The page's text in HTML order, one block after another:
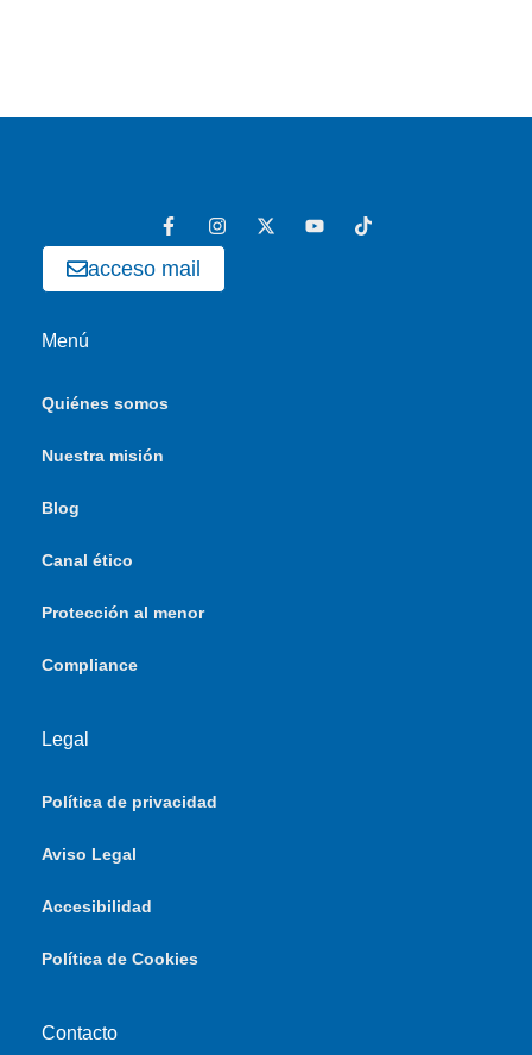
acceso mail
Menú
Quiénes somos
Nuestra misión
Blog
Canal ético
Protección al menor
Compliance
Legal
Política de privacidad
Aviso Legal
Accesibilidad
Política de Cookies
Contacto